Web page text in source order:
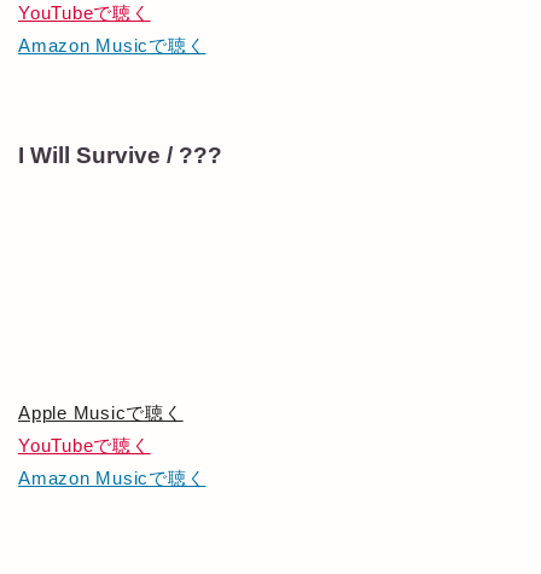
YouTubeで聴く
Amazon Musicで聴く
I Will Survive / ???
Apple Musicで聴く
YouTubeで聴く
Amazon Musicで聴く